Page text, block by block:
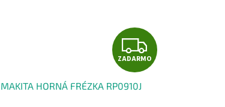
Z
A
ZADARMO
MAKITA HORNÁ FRÉZKA RP0910J